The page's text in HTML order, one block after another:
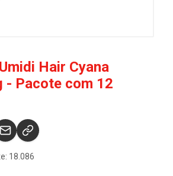
Hair Cyana
- Pacote com 12
18.086